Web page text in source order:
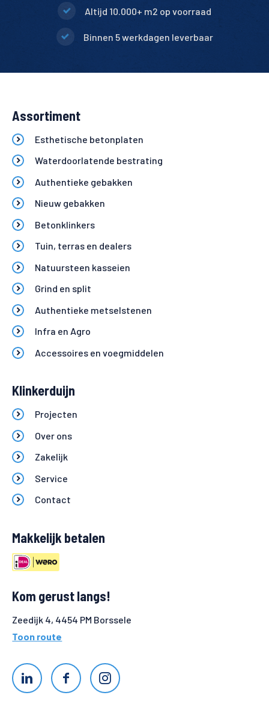
Altijd 10.000+ m2 op voorraad
Binnen 5 werkdagen leverbaar
Assortiment
Esthetische betonplaten
Waterdoorlatende bestrating
Authentieke gebakken
Nieuw gebakken
Betonklinkers
Tuin, terras en dealers
Natuursteen kasseien
Grind en split
Authentieke metselstenen
Infra en Agro
Accessoires en voegmiddelen
Klinkerduijn
Projecten
Over ons
Zakelijk
Service
Contact
Makkelijk betalen
Kom gerust langs!
Zeedijk 4, 4454 PM Borssele
Toon route